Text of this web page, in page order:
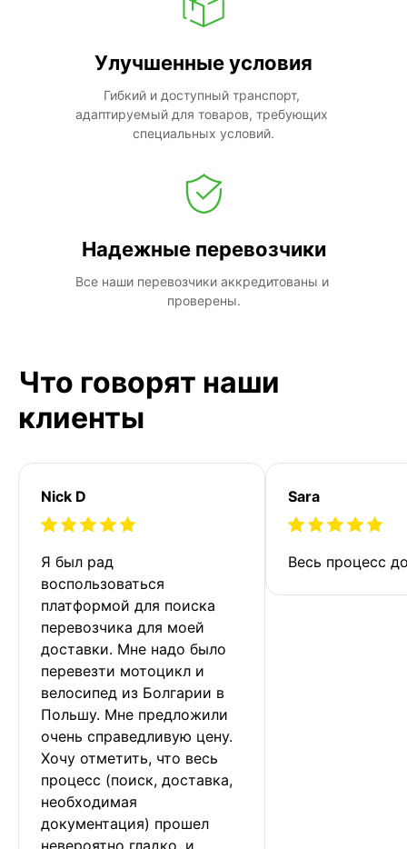
Улучшенные условия
Гибкий и доступный транспорт,
адаптируемый для товаров, требующих
специальных условий.
Надежные перевозчики
Все наши перевозчики аккредитованы и
проверены.
Что говорят наши
клиенты
Nick D
Я был рад
воспользоваться
платформой для поиска
перевозчика для моей
доставки. Мне надо было
перевезти мотоцикл и
велосипед из Болгарии в
Польшу. Мне предложили
очень справедливую цену.
Хочу отметить, что весь
процесс (поиск, доставка,
необходимая
документация) прошел
невероятно гладко, и
Sara
Весь процесс